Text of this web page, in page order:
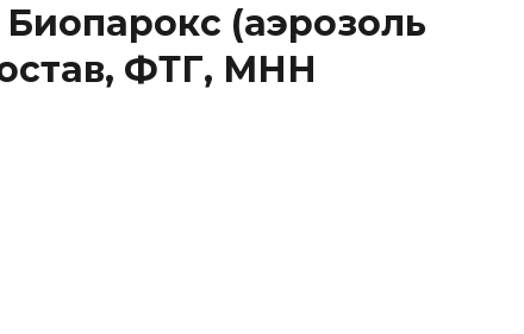
(аэрозоль
ФТГ, МНН